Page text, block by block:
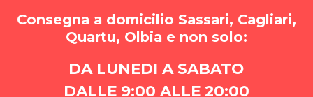
Consegna a domicilio Sassari, Cagliari,
Quartu, Olbia e non solo:
DA LUNEDI A SABATO
DALLE 9:00 ALLE 20:00